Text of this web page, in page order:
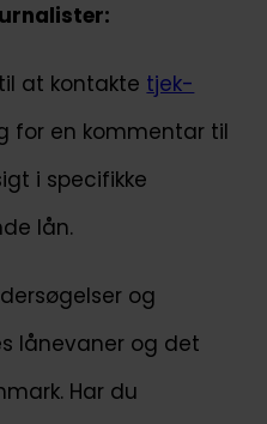
at kontakte tjek-
for en kommentar til
i specifikke
lån.
og
lånevaner og det
Har du